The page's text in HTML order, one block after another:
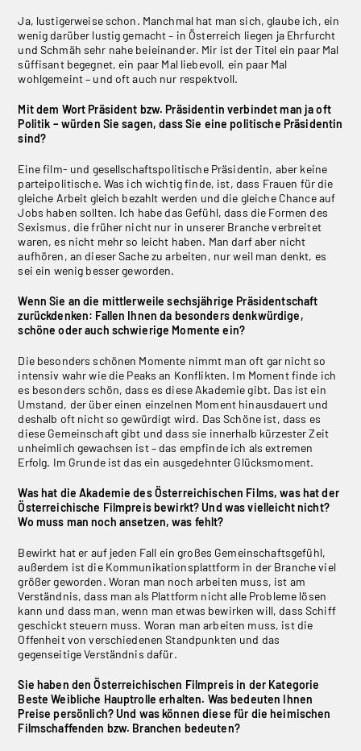
Ja, lustigerweise schon. Manchmal hat man sich, glaube ich, ein
wenig darüber lustig gemacht – in Österreich liegen ja Ehrfurcht
und Schmäh sehr nahe beieinander. Mir ist der Titel ein paar Mal
süffisant begegnet, ein paar Mal liebevoll, ein paar Mal
wohlgemeint – und oft auch nur respektvoll.
Mit dem Wort Präsident bzw. Präsidentin verbindet man ja oft
Politik – würden Sie sagen, dass Sie eine politische Präsidentin
sind?
Eine film- und gesellschaftspolitische Präsidentin, aber keine
parteipolitische. Was ich wichtig finde, ist, dass Frauen für die
gleiche Arbeit gleich bezahlt werden und die gleiche Chance auf
Jobs haben sollten. Ich habe das Gefühl, dass die Formen des
Sexismus, die früher nicht nur in unserer Branche verbreitet
waren, es nicht mehr so leicht haben. Man darf aber nicht
aufhören, an dieser Sache zu arbeiten, nur weil man denkt, es
sei ein wenig besser geworden.
Wenn Sie an die mittlerweile sechsjährige Präsidentschaft
zurückdenken: Fallen Ihnen da besonders denkwürdige,
schöne oder auch schwierige Momente ein?
Die besonders schönen Momente nimmt man oft gar nicht so
intensiv wahr wie die Peaks an Konflikten. Im Moment finde ich
es besonders schön, dass es diese Akademie gibt. Das ist ein
Umstand, der über einen einzelnen Moment hinausdauert und
deshalb oft nicht so gewürdigt wird. Das Schöne ist, dass es
diese Gemeinschaft gibt und dass sie innerhalb kürzester Zeit
unheimlich gewachsen ist – das empfinde ich als extremen
Erfolg. Im Grunde ist das ein ausgedehnter Glücksmoment.
Was hat die Akademie des Österreichischen Films, was hat der
Österreichische Filmpreis bewirkt? Und was vielleicht nicht?
Wo muss man noch ansetzen, was fehlt?
Bewirkt hat er auf jeden Fall ein großes Gemeinschaftsgefühl,
außerdem ist die Kommunikationsplattform in der Branche viel
größer geworden. Woran man noch arbeiten muss, ist am
Verständnis, dass man als Plattform nicht alle Probleme lösen
kann und dass man, wenn man etwas bewirken will, dass Schiff
geschickt steuern muss. Woran man arbeiten muss, ist die
Offenheit von verschiedenen Standpunkten und das
gegenseitige Verständnis dafür.
Sie haben den Österreichischen Filmpreis in der Kategorie
Beste Weibliche Hauptrolle erhalten. Was bedeuten Ihnen
Preise persönlich? Und was können diese für die heimischen
Filmschaffenden bzw. Branchen bedeuten?